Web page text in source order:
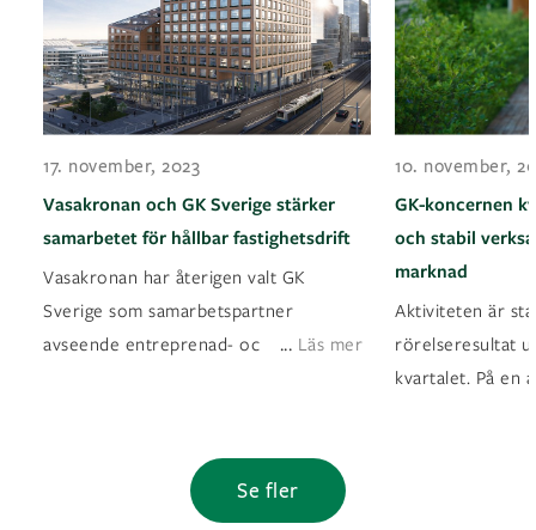
17. november, 2023
Vasakronan och GK Sverige stärker
samarbetet för hållbar fastighetsdrift
Vasakronan har återigen valt GK
Sverige som samarbetspartner
avseende entreprenad- oc
... Läs mer
10. november,
GK-koncernen
och stabil
marknad
Aktiviteten är
rörelseresultat
kvartalet. På en
Se fler